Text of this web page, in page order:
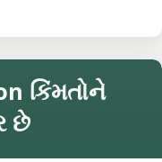
કિંમતોને
છે